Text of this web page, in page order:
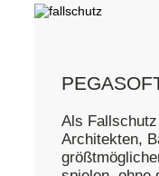
Als
Architekten,